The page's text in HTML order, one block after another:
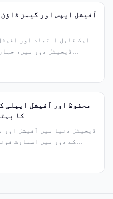
ڈیجیٹل دور میں، جہاں انٹرنیٹ پر لاکھوں ایپس اور...
کا
ڈیجیٹل دنیا میں آفیشل اور
کے دور میں اسمارٹ فونز اور کمپیوٹرز ہماری زندگی...